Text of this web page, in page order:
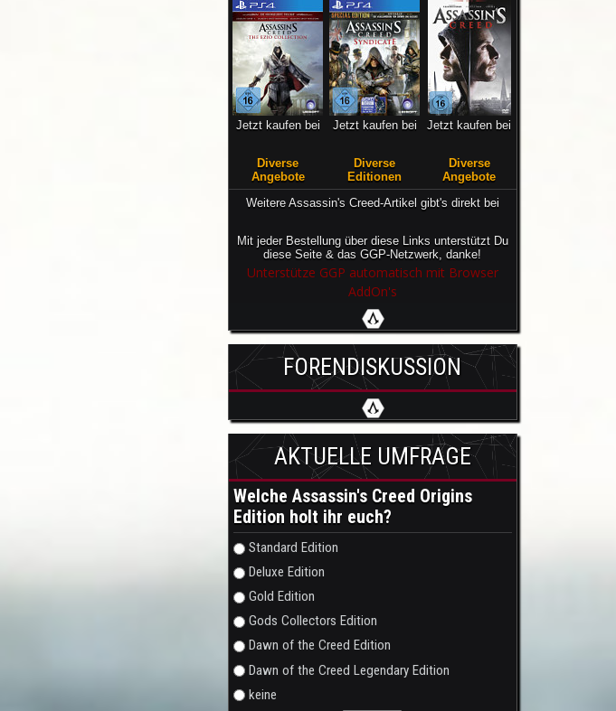
Jetzt kaufen bei
Diverse
Angebote
Jetzt kaufen bei
Diverse
Editionen
Jetzt kaufen bei
Diverse
Angebote
Weitere Assassin's Creed-Artikel gibt's direkt bei
Mit jeder Bestellung über diese Links unterstützt Du
diese Seite & das GGP-Netzwerk, danke!
Unterstütze GGP automatisch mit Browser
AddOn's
FORENDISKUSSION
AKTUELLE UMFRAGE
Welche Assassin's Creed Origins
Edition holt ihr euch?
Auswahlmöglichkeiten
Standard Edition
Deluxe Edition
Gold Edition
Gods Collectors Edition
Dawn of the Creed Edition
Dawn of the Creed Legendary Edition
keine